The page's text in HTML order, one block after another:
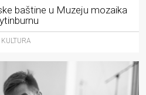
baštine u Muzeju mozaika
KULTURA